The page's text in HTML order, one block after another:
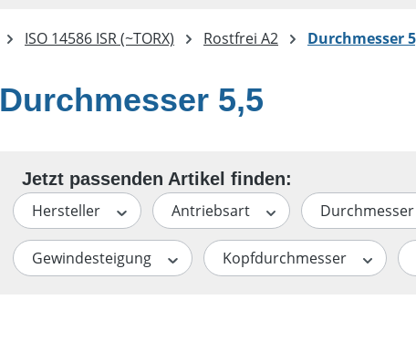
ISO 14586 ISR (~TORX) Rostfrei A2 Durchmesser
Durchmesser 5,5
Hersteller Antriebsart Durchmesser
Gewindesteigung Kopfdurchmesser